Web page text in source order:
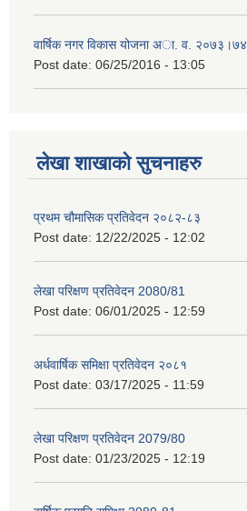
वार्षिक नगर विकास योजना अा. व. २०७३।७४
Post date: 06/25/2016 - 13:05
लेखा शाखाको सुचनाहरु
प्रथम चौमासिक प्रतिवेदन २०८२-८३
Post date: 12/22/2025 - 12:02
लेखा परिक्षण प्रतिवेदन 2080/81
Post date: 06/01/2025 - 12:59
अर्धवार्षिक समिक्षा प्रतिवेदन २०८१
Post date: 03/17/2025 - 11:59
लेखा परिक्षण प्रतिवेदन 2079/80
Post date: 01/23/2025 - 12:19